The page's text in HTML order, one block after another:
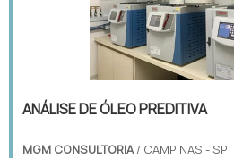
ANÁLISE DE ÓLEO PREDITIVA
MGM CONSULTORIA/ CAMPINAS - SP